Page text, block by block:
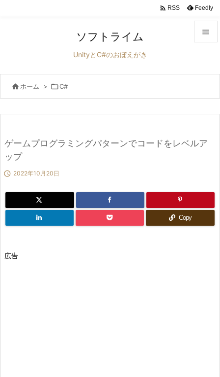


前へ
 RSS Feedly
ソフトライム
UnityとC#のおぼえがき
 ホーム > C#
ゲームプログラミングパターンでコードをレベルア
ップ
 2022年10月20日
Copy
広告